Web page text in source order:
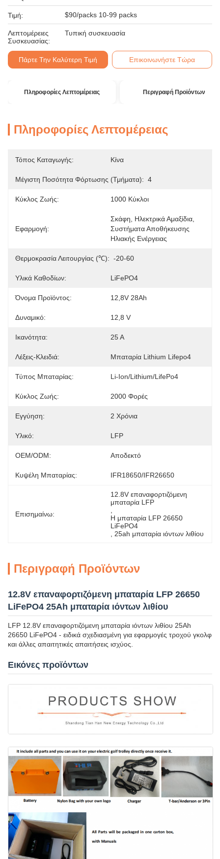
Τιμή: $90/packs 10-99 packs
Λεπτομέρειες
Συσκευασίας:
Τυπική συσκευασία
Πάρτε Την Καλύτερη Τιμή Επικοινωνήστε Τώρα
Πληροφορίες Λεπτομέρειας Περιγραφή Προϊόντων
Πληροφορίες Λεπτομέρειας
Τόπος Καταγωγής: Κίνα
Μέγιστη Ποσότητα Φόρτωσης (τμήματα): 4
Κύκλος Ζωής: 1000 Κύκλοι
Εφαρμογή:
Σκάφη, Ηλεκτρικά Αμαξίδια,
Συστήματα Αποθήκευσης
Ηλιακής Ενέργειας
Θερμοκρασία Λειτουργίας (℃): -20-60
Υλικά Καθοδίων: LiFePO4
Όνομα Προϊόντος: 12,8V 28Ah
Δυναμικό: 12,8 V
Ικανότητα: 25 Α
Λέξεις-Κλειδιά: Μπαταρία Lithium Lifepo4
Τύπος Μπαταρίας: Li-Ion/Lithium/LifePo4
Κύκλος Ζωής: 2000 Φορές
Εγγύηση: 2 Χρόνια
Υλικό: LFP
OEM/ODM: Αποδεκτό
Κυψέλη Μπαταρίας: IFR18650/IFR26650
Επισημαίνω:
12.8V επαναφορτιζόμενη
μπαταρία LFP
Η μπαταρία LFP 26650
LiFePO4
25ah μπαταρία ιόντων λιθίου
Περιγραφή Προϊόντων
12.8V επαναφορτιζόμενη μπαταρία LFP 26650
LiFePO4 25Ah μπαταρία ιόντων λιθίου
LFP 12.8V επαναφορτιζόμενη μπαταρία ιόντων λιθίου 25Ah
26650 LiFePO4 - ειδικά σχεδιασμένη για εφαρμογές τροχού γκολφ
και άλλες απαιτητικές απαιτήσεις ισχύος.
Εικόνες προϊόντων